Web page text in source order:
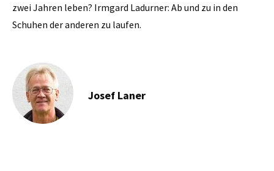
zwei Jahren leben? Irmgard Ladurner: Ab und zu in den
Schuhen der anderen zu laufen.
Josef Laner